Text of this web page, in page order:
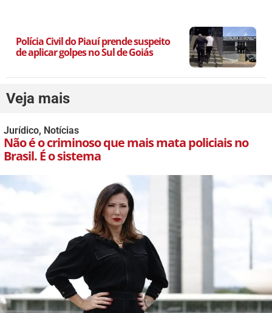
Polícia Civil do Piauí prende suspeito
de aplicar golpes no Sul de Goiás
Veja mais
Jurídico, Notícias
Não é o criminoso que mais mata policiais no
Brasil. É o sistema